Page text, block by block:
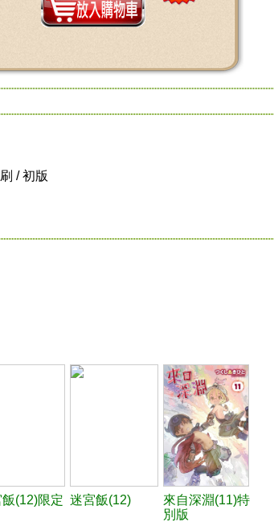
/ 初版
(12)限定 迷宮飯(12)
來自深淵(11)特
別版